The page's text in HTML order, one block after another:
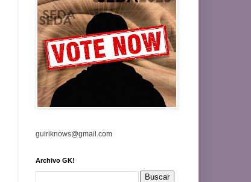
guiriknows@gmail.com
Archivo GK!